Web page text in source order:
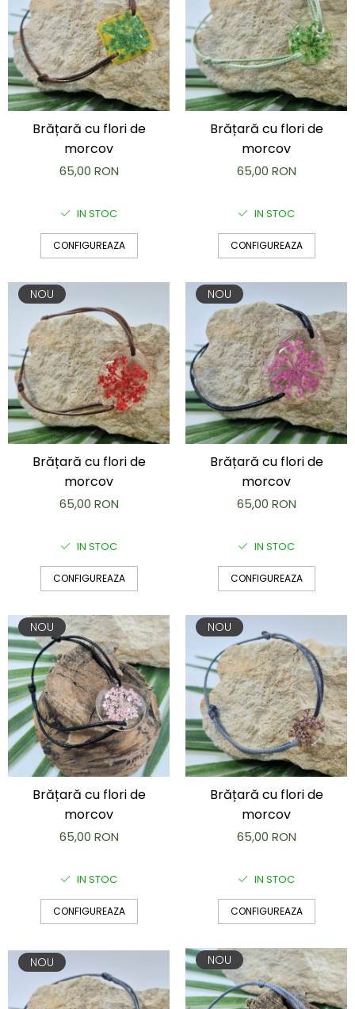
Brățară cu flori de
morcov
65,00 RON
IN STOC
CONFIGUREAZA
Brățară cu flori de
morcov
65,00 RON
IN STOC
CONFIGUREAZA
NOU
Brățară cu flori de
morcov
65,00 RON
IN STOC
CONFIGUREAZA
NOU
Brățară cu flori de
morcov
65,00 RON
IN STOC
CONFIGUREAZA
NOU
Brățară cu flori de
morcov
65,00 RON
IN STOC
CONFIGUREAZA
NOU
Brățară cu flori de
morcov
65,00 RON
IN STOC
CONFIGUREAZA
NOU NOU